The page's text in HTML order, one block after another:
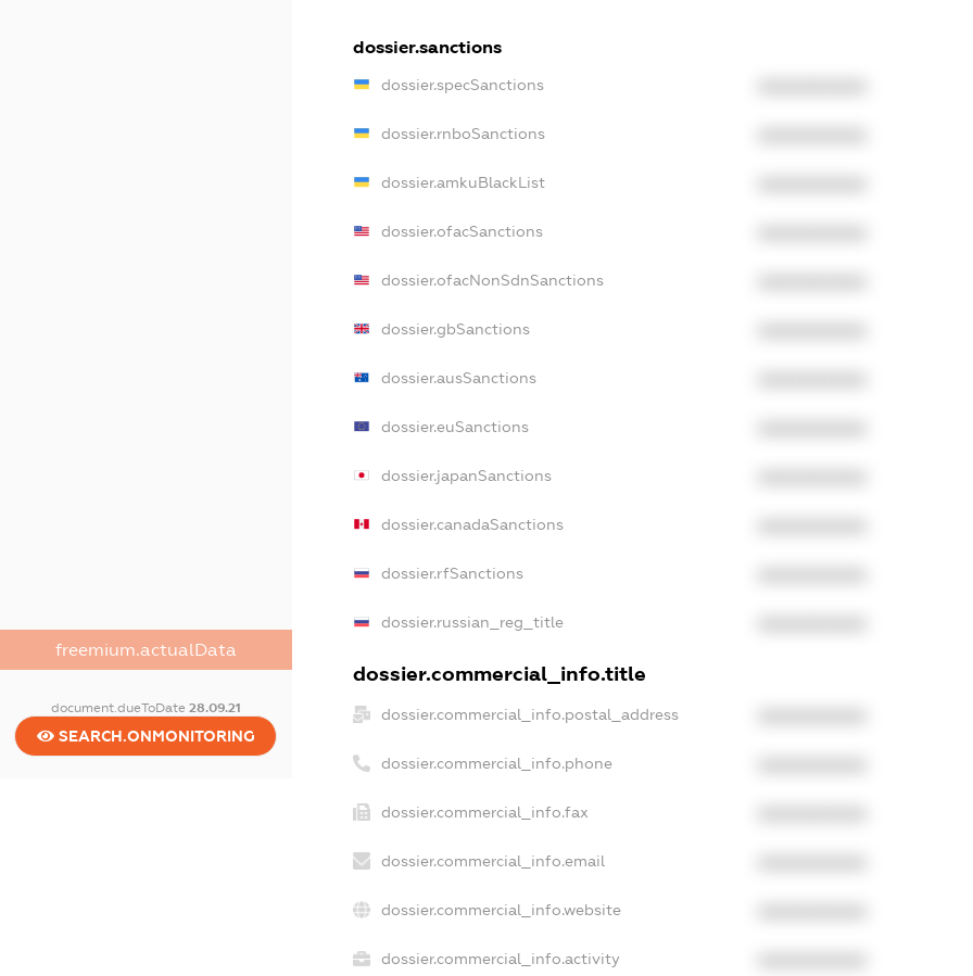
freemium.actualData
document.dueToDate 28.09.21
SEARCH.ONMONITORING
dossier.sanctions
dossier.specSanctions
dossier.rnboSanctions
dossier.amkuBlackList
dossier.ofacSanctions
dossier.ofacNonSdnSanctions
dossier.gbSanctions
dossier.ausSanctions
dossier.euSanctions
dossier.japanSanctions
dossier.canadaSanctions
dossier.rfSanctions
dossier.russian_reg_title
dossier.commercial_info.title
dossier.commercial_info.postal_address
dossier.commercial_info.phone
dossier.commercial_info.fax
dossier.commercial_info.email
dossier.commercial_info.website
dossier.commercial_info.activity